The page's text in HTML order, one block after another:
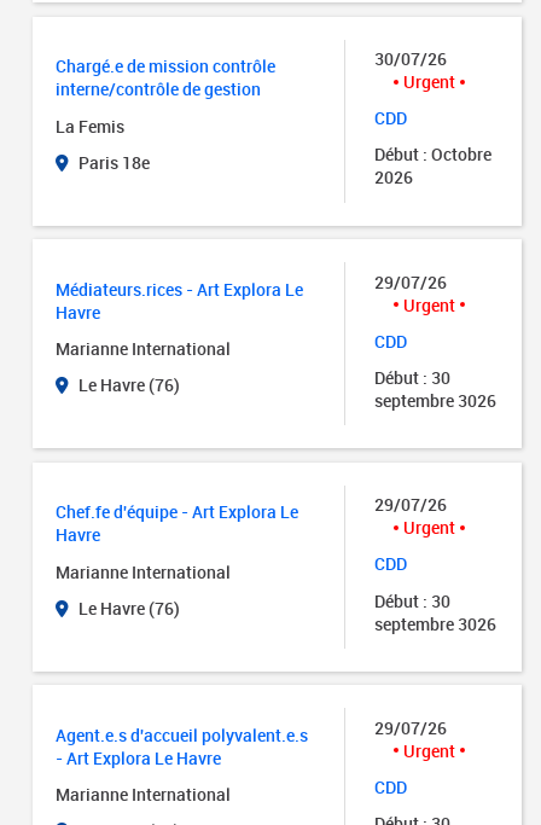
Chargé.e de mission contrôle
interne/contrôle de gestion
La Femis
Paris 18e
30/07/26
Urgent
CDD
Début : Octobre
2026
Médiateurs.rices - Art Explora Le
Havre
Marianne International
Le Havre (76)
29/07/26
Urgent
CDD
Début : 30
septembre 3026
Chef.fe d'équipe - Art Explora Le
Havre
Marianne International
Le Havre (76)
29/07/26
Urgent
CDD
Début : 30
septembre 3026
Agent.e.s d'accueil polyvalent.e.s
- Art Explora Le Havre
Marianne International
29/07/26
Urgent
CDD